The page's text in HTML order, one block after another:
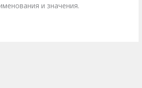
и значения.